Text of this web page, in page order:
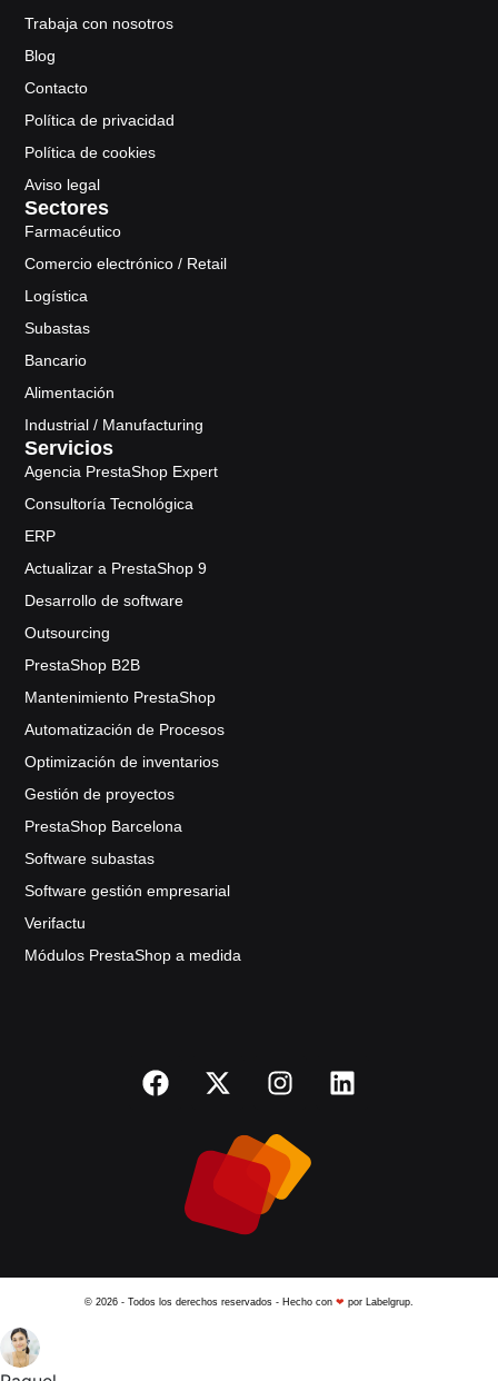
Trabaja con nosotros
Blog
Contacto
Política de privacidad
Política de cookies
Aviso legal
Sectores
Farmacéutico
Comercio electrónico / Retail
Logística
Subastas
Bancario
Alimentación
Industrial / Manufacturing
Servicios
Agencia PrestaShop Expert
Consultoría Tecnológica
ERP
Actualizar a PrestaShop 9
Desarrollo de software
Outsourcing
PrestaShop B2B
Mantenimiento PrestaShop
Automatización de Procesos
Optimización de inventarios
Gestión de proyectos
PrestaShop Barcelona
Software subastas
Software gestión empresarial
Verifactu
Módulos PrestaShop a medida
© 2026 - Todos los derechos reservados - Hecho con ❤ por Labelgrup.